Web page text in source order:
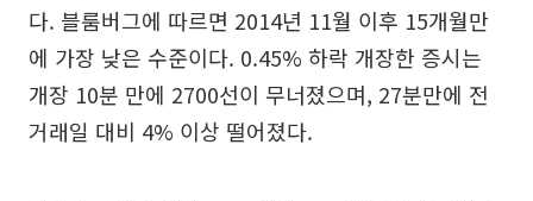
다. 블룸버그에 따르면 2014년 11월 이후 15개월만
에 가장 낮은 수준이다. 0.45% 하락 개장한 증시는
개장 10분 만에 2700선이 무너졌으며, 27분만에 전
거래일 대비 4% 이상 떨어졌다.